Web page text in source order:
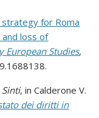
strategy for Roma
loss of
European Studies,
Sinti, in Calderone V.
dei diritti in